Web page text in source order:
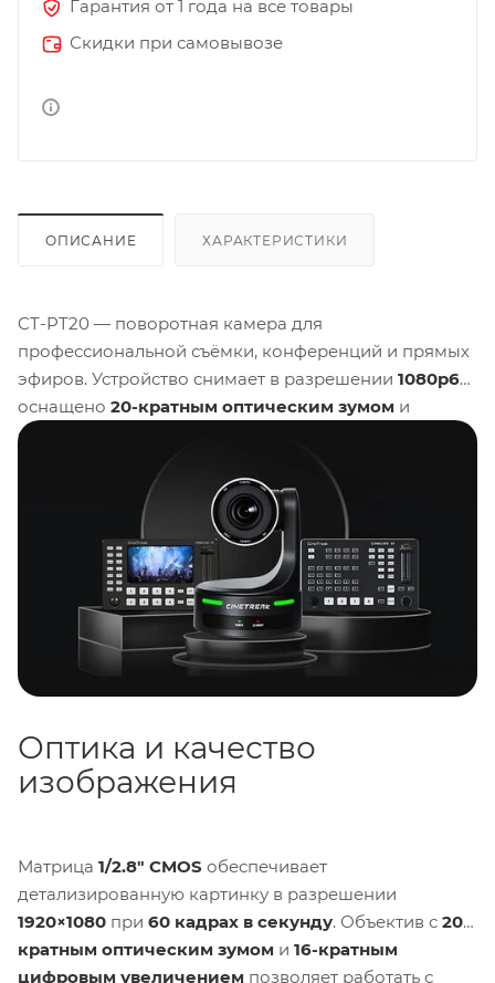
Гарантия от 1 года на все товары
Скидки при самовывозе
ОПИСАНИЕ ХАРАКТЕРИСТИКИ
CT-PT20 — поворотная камера для
профессиональной съёмки, конференций и прямых
эфиров. Устройство снимает в разрешении 1080p60
оснащено 20-кратным оптическим зумом и
функцией автослежения, а набор интерфейсов и
встроить камеру в готовые студийные и
стриминговые решения.
Оптика и качество
изображения
Матрица 1/2.8″ CMOS обеспечивает
детализированную картинку в разрешении
1920×1080 при 60 кадрах в секунду. Объектив с 20-
кратным оптическим зумом и 16-кратным
цифровым увеличением позволяет работать с